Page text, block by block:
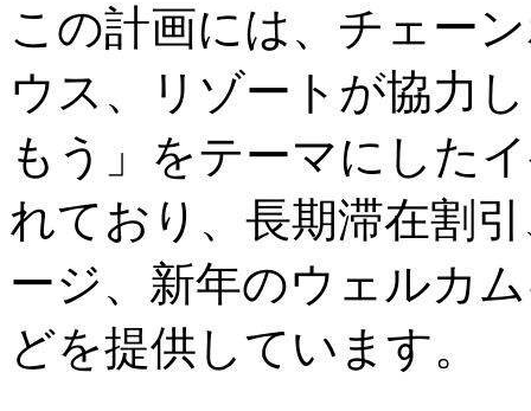
この計画には、チェー
ウス、リゾートが協力
もう」をテーマにした
れており、長期滞在割
ージ、新年のウェルカ
どを提供しています。